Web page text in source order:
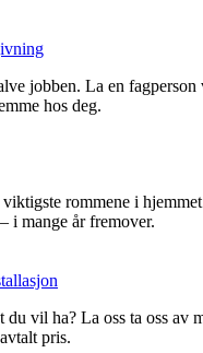
jobben. La en fagperson
hos deg.
rommene i
i mange år fremover.
du vil ha? La oss ta oss av
pris.